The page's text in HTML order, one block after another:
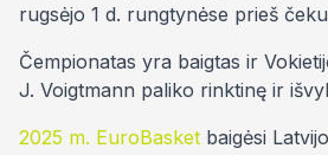
rugsėjo 1 d. rungtynėse prieš
Čempionatas yra baigtas ir
J. Voigtmann paliko rinktinę ir
2025 m. EuroBasket baigėsi